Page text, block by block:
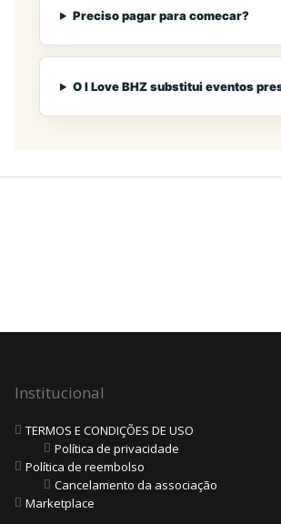
Preciso pagar para comecar?
O I Love BHZ substitui eventos
Institucional
TERMOS E CONDIÇÕES DE USO
Política de privacidade
Política de reembolso
Cancelamento da associação
Marketplace